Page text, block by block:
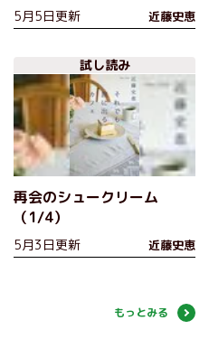
5月5日更新 近藤史恵
試し読み
再会のシュークリーム
（1/4）
5月3日更新 近藤史恵
もっとみる